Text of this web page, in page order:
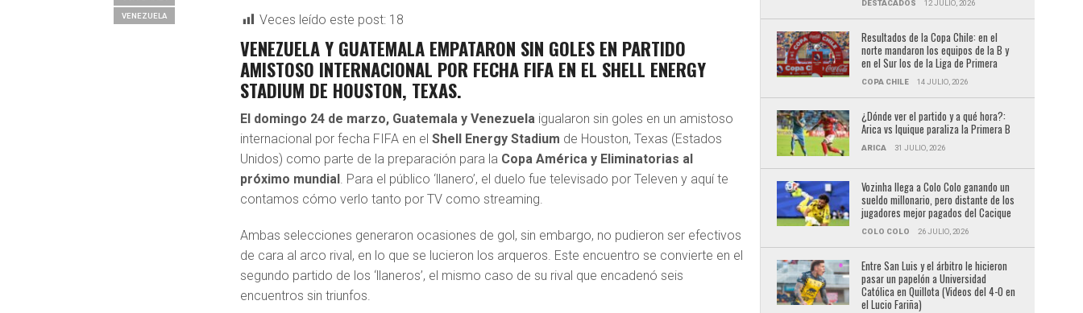
Veces leído este post: 18
VENEZUELA Y GUATEMALA EMPATARON SIN GOLES EN PARTIDO
AMISTOSO INTERNACIONAL POR FECHA FIFA EN EL SHELL ENERGY
STADIUM DE HOUSTON, TEXAS.
El domingo 24 de marzo, Guatemala y Venezuela igualaron sin goles en un amistoso
internacional por fecha FIFA en elShell Energy Stadium de Houston, Texas (Estados
Unidos) como parte de la preparación para la Copa América y Eliminatorias al
próximo mundial . Para el público ‘llanero’, el duelo fue televisado por Televen y aquí te
contamos cómo verlo tanto por TV como streaming.
Ambas selecciones generaron ocasiones de gol, sin embargo, no pudieron ser efectivos
de cara al arco rival, en lo que se lucieron los arqueros. Este encuentro se convierte en el
segundo partido de los ‘llaneros’, el mismo caso de su rival que encadenó seis
encuentros sin triunfos.
VENEZUELA
DESTACADOS 12 JULIO, 2026
Resultados de la Copa Chile: en el
norte mandaron los equipos de la B y
en el Sur los de la Liga de Primera
COPA CHILE 14 JULIO, 2026
¿Dónde ver el partido y a qué hora?:
Arica vs Iquique paraliza la Primera B
ARICA 31 JULIO, 2026
Vozinha llega a Colo Colo ganando un
sueldo millonario, pero distante de los
jugadores mejor pagados del Cacique
COLO COLO 26 JULIO, 2026
Entre San Luis y el árbitro le hicieron
pasar un papelón a Universidad
Católica en Quillota (Videos del 4-0 en
el Lucio Fariña)